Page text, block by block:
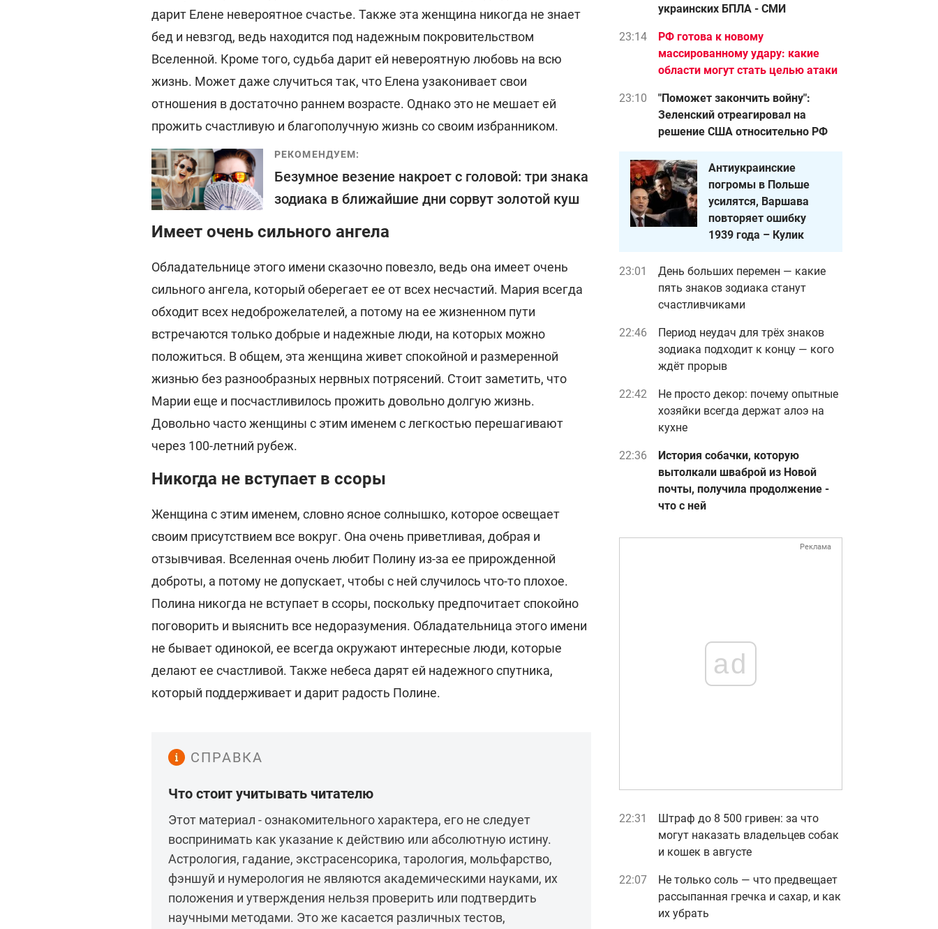
дарит Елене невероятное счастье. Также эта женщина никогда не знает
бед и невзгод, ведь находится под надежным покровительством
Вселенной. Кроме того, судьба дарит ей невероятную любовь на всю
жизнь. Может даже случиться так, что Елена узаконивает свои
отношения в достаточно раннем возрасте. Однако это не мешает ей
прожить счастливую и благополучную жизнь со своим избранником.
РЕКОМЕНДУЕМ:
Безумное везение накроет с головой: три знака
зодиака в ближайшие дни сорвут золотой куш
Имеет очень сильного ангела
Обладательнице этого имени сказочно повезло, ведь она имеет очень
сильного ангела, который оберегает ее от всех несчастий. Мария всегда
обходит всех недоброжелателей, а потому на ее жизненном пути
встречаются только добрые и надежные люди, на которых можно
положиться. В общем, эта женщина живет спокойной и размеренной
жизнью без разнообразных нервных потрясений. Стоит заметить, что
Марии еще и посчастливилось прожить довольно долгую жизнь.
Довольно часто женщины с этим именем с легкостью перешагивают
через 100-летний рубеж.
Никогда не вступает в ссоры
Женщина с этим именем, словно ясное солнышко, которое освещает
своим присутствием все вокруг. Она очень приветливая, добрая и
отзывчивая. Вселенная очень любит Полину из-за ее прирожденной
доброты, а потому не допускает, чтобы с ней случилось что-то плохое.
Полина никогда не вступает в ссоры, поскольку предпочитает спокойно
поговорить и выяснить все недоразумения. Обладательница этого имени
не бывает одинокой, ее всегда окружают интересные люди, которые
делают ее счастливой. Также небеса дарят ей надежного спутника,
который поддерживает и дарит радость Полине.
СПРАВКА
Что стоит учитывать читателю
Этот материал - ознакомительного характера, его не следует
воспринимать как указание к действию или абсолютную истину.
Астрология, гадание, экстрасенсорика, тарология, мольфарство,
фэншуй и нумерология не являются академическими науками, их
положения и утверждения нельзя проверить или подтвердить
научными методами. Это же касается различных тестов,
украинских БПЛА - СМИ
23:14
РФ готова к новому
массированному удару: какие
области могут стать целью атаки
23:10
"Поможет закончить войну":
Зеленский отреагировал на
решение США относительно РФ
Антиукраинские
погромы в Польше
усилятся, Варшава
повторяет ошибку
1939 года – Кулик
23:01
День больших перемен — какие
пять знаков зодиака станут
счастливчиками
22:46
Период неудач для трёх знаков
зодиака подходит к концу — кого
ждёт прорыв
22:42
Не просто декор: почему опытные
хозяйки всегда держат алоэ на
кухне
22:36
История собачки, которую
вытолкали шваброй из Новой
почты, получила продолжение -
что с ней
Реклама
ad
22:31
Штраф до 8 500 гривен: за что
могут наказать владельцев собак
и кошек в августе
22:07
Не только соль — что предвещает
рассыпанная гречка и сахар, и как
их убрать